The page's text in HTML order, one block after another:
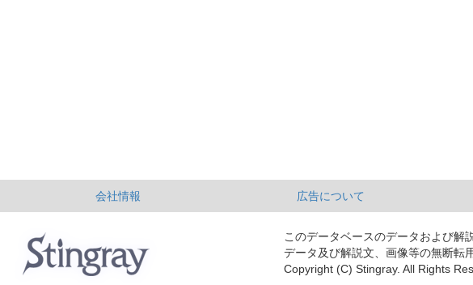
会社情報 広告について
このデータベースのデータおよび解
データ及び解説文、画像等の無断転
Copyright (C) Stingray. All Rights